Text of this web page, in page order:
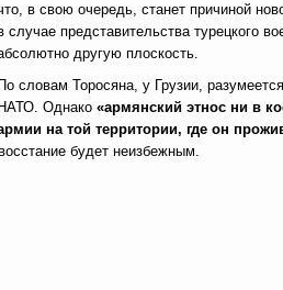
в свою очередь, станет причиной
случае представительства турецкого
другую плоскость.
По словам Торосяна, у Грузии,
НАТО. Однако «армянский этнос ни в
на той территории, где он
будет неизбежным.